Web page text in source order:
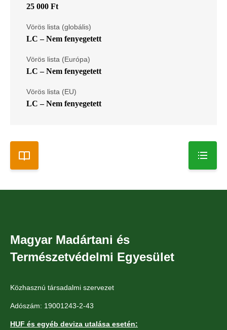
25 000 Ft
Vörös lista (globális)
LC – Nem fenyegetett
Vörös lista (Európa)
LC – Nem fenyegetett
Vörös lista (EU)
LC – Nem fenyegetett
Magyar Madártani és
Természetvédelmi Egyesület
Közhasznú társadalmi szervezet
Adószám: 19001243-2-43
HUF és egyéb deviza utalása esetén: